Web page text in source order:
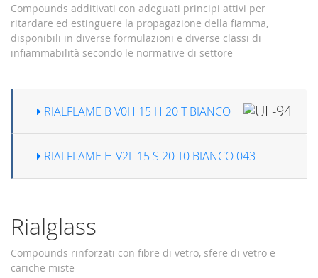
Compounds additivati con adeguati principi attivi per
ritardare ed estinguere la propagazione della fiamma,
disponibili in diverse formulazioni e diverse classi di
infiammabilità secondo le normative di settore
RIALFLAME B V0H 15 H 20 T BIANCO
RIALFLAME H V2L 15 S 20 T0 BIANCO 043
Rialglass
Compounds rinforzati con fibre di vetro, sfere di vetro e
cariche miste